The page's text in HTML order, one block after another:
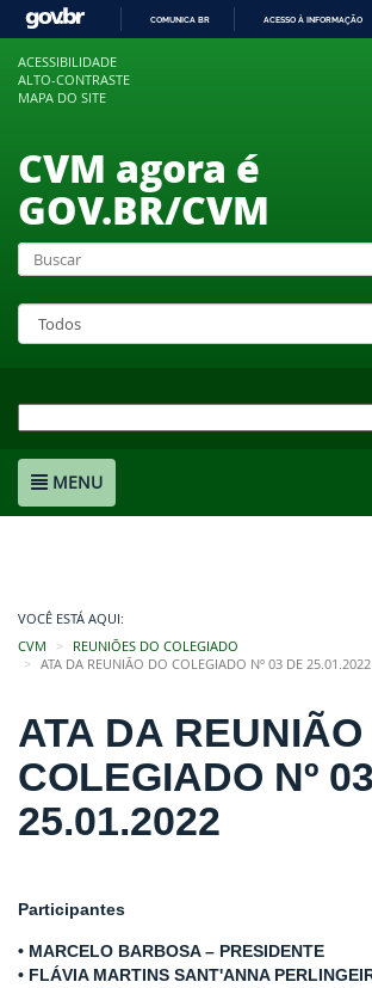
COMUNICA BR ACESSO À INFORMAÇÃO
ACESSIBILIDADE
ALTO-CONTRASTE
MAPA DO SITE
CVM agora é
GOV.BR/CVM
MENU
VOCÊ ESTÁ AQUI:
CVM
REUNIÕES DO COLEGIADO
ATA DA REUNIÃO DO COLEGIADO Nº 03 DE 25.01.2022
ATA DA REUNIÃO
COLEGIADO Nº
25.01.2022
Participantes
• MARCELO BARBOSA – PRESIDENTE
• FLÁVIA MARTINS SANT'ANNA